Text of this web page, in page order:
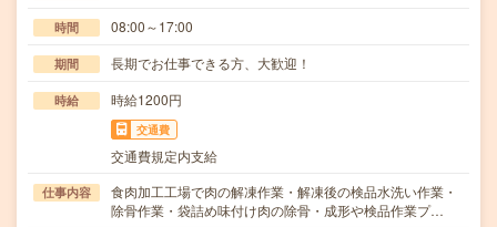
時間 08:00～17:00
期間 長期でお仕事できる方、大歓迎！
時給 時給1200円
交通費
交通費規定内支給
仕事内容
食肉加工工場で肉の解凍作業・解凍後の検品水洗い作業・
除骨作業・袋詰め味付け肉の除骨・成形や検品作業プ…